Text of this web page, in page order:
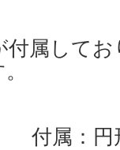
属して
付属：